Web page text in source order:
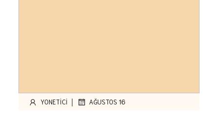
YONETICI | AĞUSTOS 16